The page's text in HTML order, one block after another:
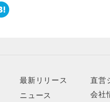
最新リリース
ニュース
直営
会社